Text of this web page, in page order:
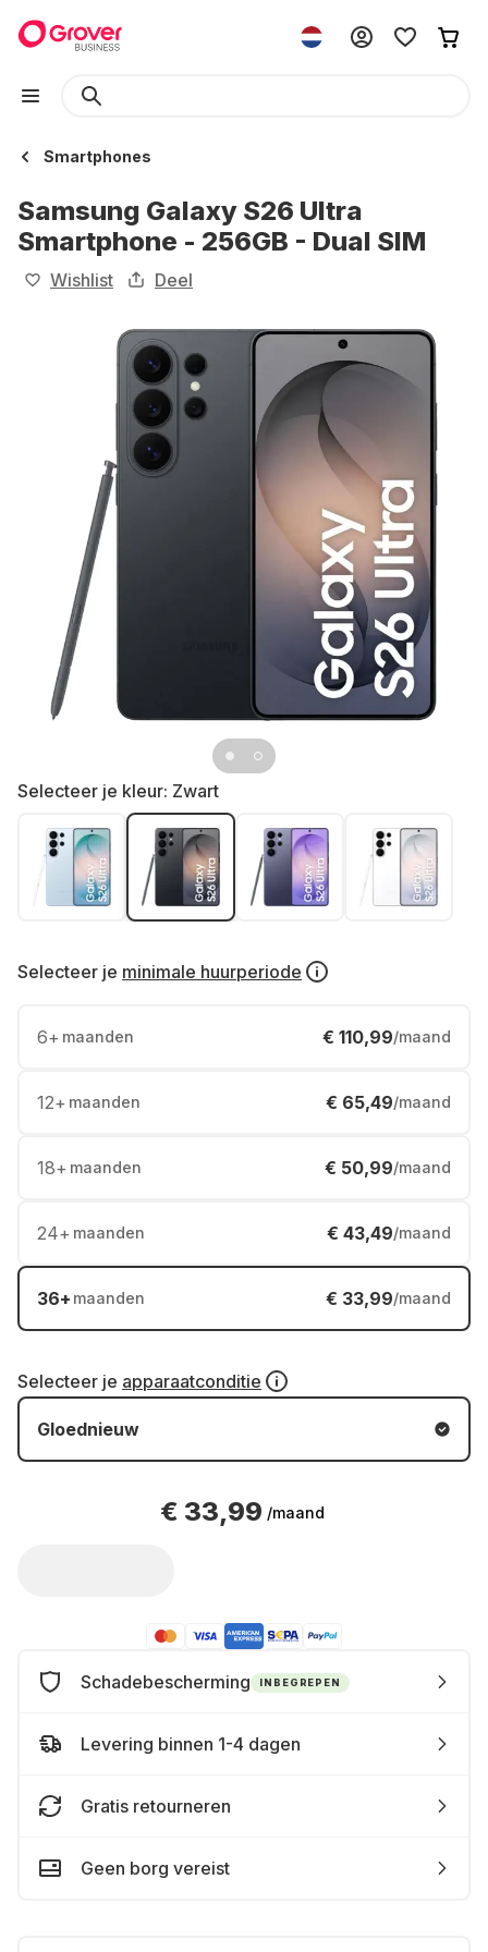
Smartphones
Samsung Galaxy S26 Ultra
Smartphone - 256GB - Dual SIM
Wishlist Deel
Selecteer je kleur: Zwart
Selecteer je minimale huurperiode
6+ maanden € 110,99/maand
12+ maanden € 65,49/maand
18+ maanden € 50,99/maand
24+ maanden € 43,49/maand
36+ maanden € 33,99/maand
Selecteer je apparaatconditie
Gloednieuw
€ 33,99 /maand
Schadebescherming INBEGREPEN
Levering binnen 1-4 dagen
Gratis retourneren
Geen borg vereist